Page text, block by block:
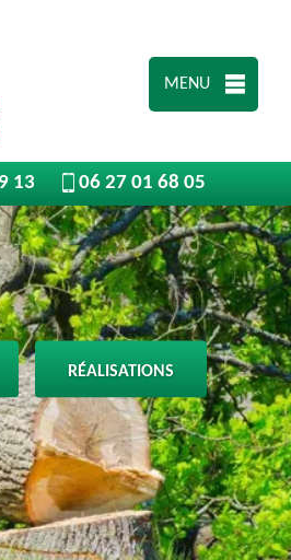
MENU
13 06 27 01 68 05
RÉALISATIONS